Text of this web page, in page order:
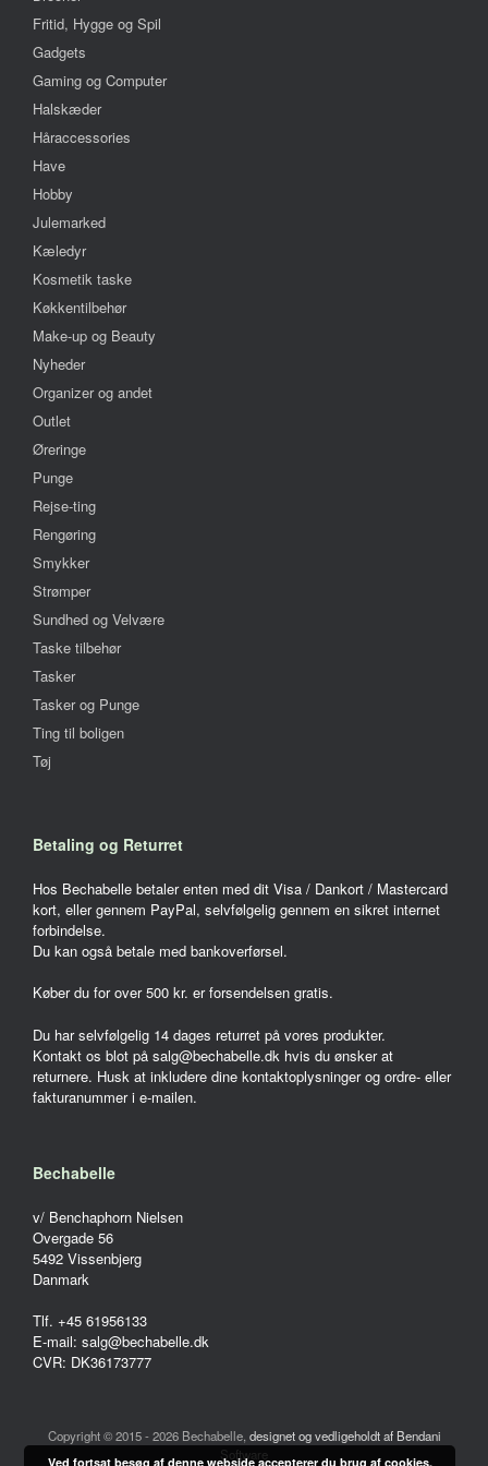
Fritid, Hygge og Spil
Gadgets
Gaming og Computer
Halskæder
Håraccessories
Have
Hobby
Julemarked
Kæledyr
Kosmetik taske
Køkkentilbehør
Make-up og Beauty
Nyheder
Organizer og andet
Outlet
Øreringe
Punge
Rejse-ting
Rengøring
Smykker
Strømper
Sundhed og Velvære
Taske tilbehør
Tasker
Tasker og Punge
Ting til boligen
Tøj
Betaling og Returret
Hos Bechabelle betaler enten med dit Visa / Dankort / Mastercard
kort, eller gennem PayPal, selvfølgelig gennem en sikret internet
forbindelse.
Du kan også betale med bankoverførsel.
Køber du for over 500 kr. er forsendelsen gratis.
Du har selvfølgelig 14 dages returret på vores produkter.
Kontakt os blot på salg@bechabelle.dk hvis du ønsker at
returnere. Husk at inkludere dine kontaktoplysninger og ordre- eller
fakturanummer i e-mailen.
Bechabelle
v/ Benchaphorn Nielsen
Overgade 56
5492 Vissenbjerg
Danmark
Tlf. +45 61956133
E-mail: salg@bechabelle.dk
CVR: DK36173777
Copyright © 2015 - 2026 Bechabelle,designet og vedligeholdt af Bendani
Software
Ved fortsat besøg af denne webside accepterer du brug af cookies.